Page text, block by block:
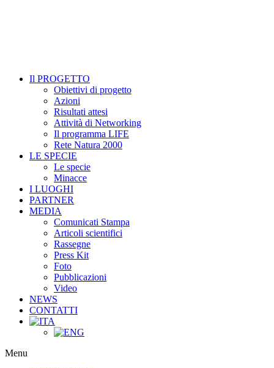
Il PROGETTO
Obiettivi di progetto
Azioni
Risultati attesi
Attività di Networking
Il programma LIFE
Rete Natura 2000
LE SPECIE
Le specie
Minacce
I LUOGHI
PARTNER
MEDIA
Comunicati Stampa
Articoli scientifici
Rassegne
Press Kit
Foto
Pubblicazioni
Video
NEWS
CONTATTI
Menu